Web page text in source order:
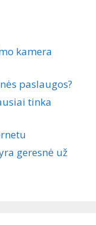
kamera
paslaugos?
tinka
geresnė už